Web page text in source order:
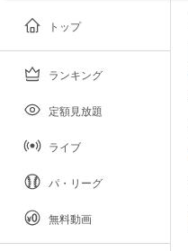
トップ
ランキング
定額見放題
ライブ
パ・リーグ
無料動画